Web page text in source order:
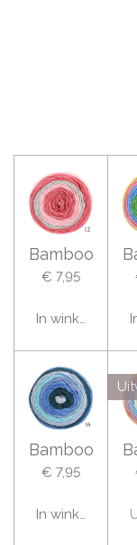
Bamboo
€ 7,95
In winkelwagen
Bamboo
€ 7,95
In winkelwagen